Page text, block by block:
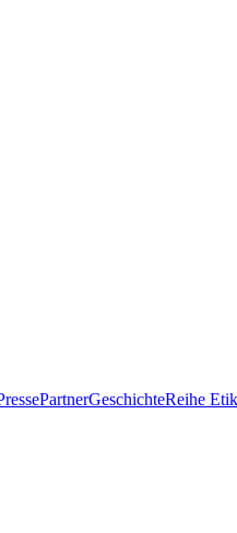
PartnerGeschichteReihe